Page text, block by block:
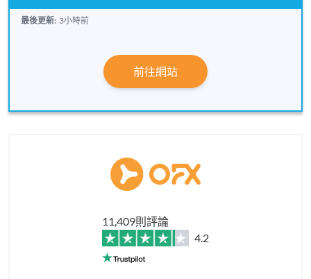
最後更新: 3小時前
前往網站
11,409則評論
4.2